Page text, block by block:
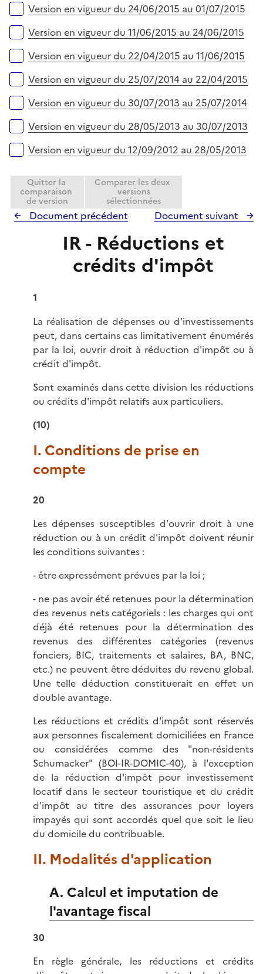
Version en vigueur du 24/06/2015 au 01/07/2015
Version en vigueur du 11/06/2015 au 24/06/2015
Version en vigueur du 22/04/2015 au 11/06/2015
Version en vigueur du 25/07/2014 au 22/04/2015
Version en vigueur du 30/07/2013 au 25/07/2014
Version en vigueur du 28/05/2013 au 30/07/2013
Version en vigueur du 12/09/2012 au 28/05/2013
Quitter la
comparaison
de version
Comparer les deux
versions
sélectionnées
Document précédent Document suivant
IR - Réductions et
crédits d'impôt
1
La réalisation de dépenses ou d'investissements
peut, dans certains cas limitativement énumérés
par la loi, ouvrir droit à réduction d'impôt ou à
crédit d'impôt.
Sont examinés dans cette division les réductions
ou crédits d'impôt relatifs aux particuliers.
(10)
I. Conditions de prise en
compte
20
Les dépenses susceptibles d'ouvrir droit à une
réduction ou à un crédit d'impôt doivent réunir
les conditions suivantes :
- être expressément prévues par la loi ;
- ne pas avoir été retenues pour la détermination
des revenus nets catégoriels : les charges qui ont
déjà été retenues pour la détermination des
revenus des différentes catégories (revenus
fonciers, BIC, traitements et salaires, BA, BNC,
etc.) ne peuvent être déduites du revenu global.
Une telle déduction constituerait en effet un
double avantage.
Les réductions et crédits d'impôt sont réservés
aux personnes fiscalement domiciliées en France
ou considérées comme des "non-résidents
Schumacker" (BOI-IR-DOMIC-40), à l'exception
de la réduction d'impôt pour investissement
locatif dans le secteur touristique et du crédit
d'impôt au titre des assurances pour loyers
impayés qui sont accordés quel que soit le lieu
du domicile du contribuable.
II. Modalités d'application
A. Calcul et imputation de
l'avantage fiscal
30
En règle générale, les réductions et crédits